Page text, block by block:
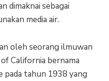
dimaknai sebagai
media air.
oleh seorang ilmuwan
California bernama
pada tahun 1938 yang